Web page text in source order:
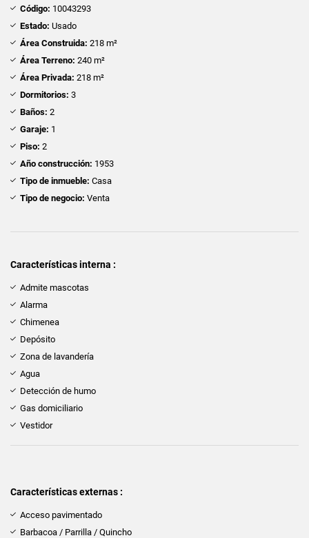
Código: 10043293
Estado: Usado
Área Construida: 218 m²
Área Terreno: 240 m²
Área Privada: 218 m²
Dormitorios: 3
Baños: 2
Garaje: 1
Piso: 2
Año construcción: 1953
Tipo de inmueble: Casa
Tipo de negocio: Venta
Características interna :
Admite mascotas
Alarma
Chimenea
Depósito
Zona de lavandería
Agua
Detección de humo
Gas domiciliario
Vestidor
Características externas :
Acceso pavimentado
Barbacoa / Parrilla / Quincho